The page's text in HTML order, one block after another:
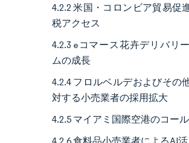
4.2.2 米国・コロンビア貿易促
税アクセス
4.2.3 eコマース花卉デリバリ
ムの成長
4.2.4 フロルベルデおよびその
対する小売業者の採用拡大
4.2.5 マイアミ国際空港のコー